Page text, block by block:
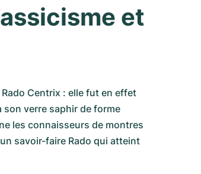
et
Centrix : elle fut en effet
son verre saphir de forme
les connaisseurs de montres
savoir-faire Rado qui atteint